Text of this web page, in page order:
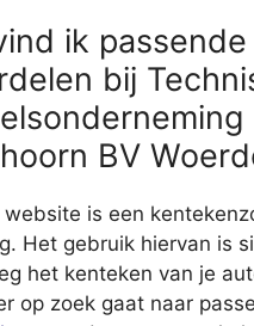
ik
bij
BV
website is een
Het gebruik hiervan is
het kenteken van je
op zoek gaat naar